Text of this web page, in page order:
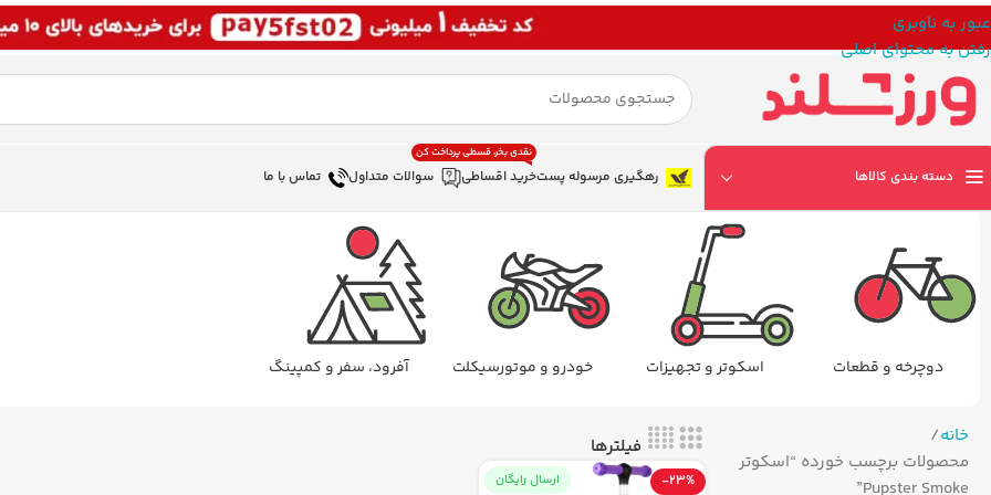
عبور به ناوبری
رفتن به محتوای اصلی
دسته بندی کالاها رهگیری مرسوله پستخرید اقساطی
نقدی بخر، قسطی پرداخت کن
سوالات متداول تماس با ما
دوچرخه و قطعات اسکوتر و تجهیزات خودرو و موتورسیکلت آفرود، سفر و کمپینگ
خانه
محصولات برچسب خورده “اسکوتر
Pupster Smoke”
فیلترها
-23% ارسال رایگان